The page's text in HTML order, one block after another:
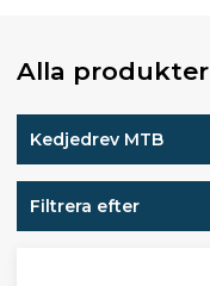
Alla produkter
Kedjedrev MTB
Filtrera efter